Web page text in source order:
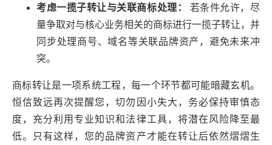
考虑一揽子转让与关联商标处理：
若条件允许，尽
量争取对与核心业务相关的商标进行一揽子转让，并
同步处理商号、域名等关联品牌资产，避免未来冲
突。
商标转让是一项系统工程，每一个环节都可能暗藏玄机。
恒信致远再次提醒您，切勿因小失大，务必保持审慎态
度，充分利用专业知识和法律工具，将潜在风险降至最
低。只有这样，您的品牌资产才能在转让后依然熠熠生